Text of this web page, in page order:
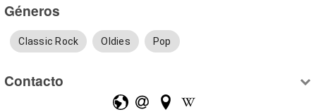
Géneros
Classic Rock Oldies Pop
Contacto